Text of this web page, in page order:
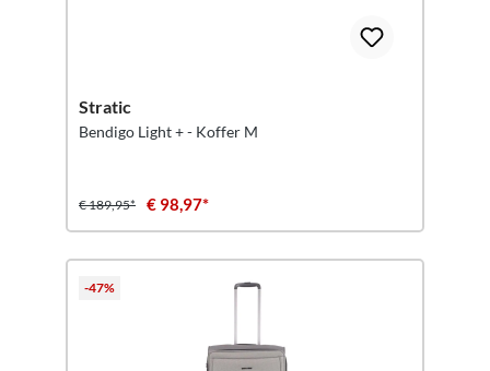
Stratic
Bendigo Light + - Koffer M
€ 189,95* € 98,97*
-47%